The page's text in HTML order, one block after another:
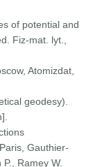
of potential and
Fiz-mat. lyt.,
Atomizdat,
geodesy).
Gauthier-
Ramey W.